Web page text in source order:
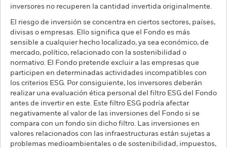
inversores no recuperen la cantidad invertida originalmente.
El riesgo de inversión se concentra en ciertos sectores, países,
divisas o empresas. Ello significa que el Fondo es más
sensible a cualquier hecho localizado, ya sea económico, de
mercado, político, relacionado con la sostenibilidad o
normativo. El Fondo pretende excluir a las empresas que
participen en determinadas actividades incompatibles con
los criterios ESG. Por consiguiente, los inversores deberán
realizar una evaluación ética personal del filtro ESG del Fondo
antes de invertir en este. Este filtro ESG podría afectar
negativamente al valor de las inversiones del Fondo si se
compara con un fondo sin dicho filtro. Las inversiones en
valores relacionados con las infraestructuras están sujetas a
problemas medioambientales o de sostenibilidad, impuestos,